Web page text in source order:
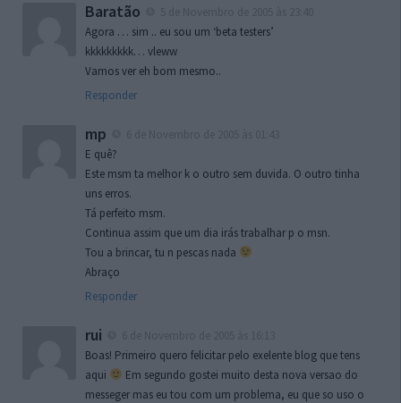
Baratão
Agora … sim .. eu sou um ‘beta testers’
kkkkkkkkk… vleww
Vamos ver eh bom mesmo..
Responder
mp
E quê?
Este msm ta melhor k o outro sem duvida. O outro tinha
uns erros.
Tá perfeito msm.
Continua assim que um dia irás trabalhar p o msn.
Tou a brincar, tu n pescas nada
Abraço
Responder
rui
Boas! Primeiro quero felicitar pelo exelente blog que tens
aqui
Em segundo gostei muito desta nova versao do
messeger mas eu tou com um problema, eu que so uso o